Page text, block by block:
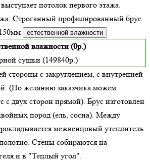
потолок первого этажа.
Строганный профилированный брус
естественной влажности
влажности (0р.)
сушки (149840р.)
стороны с закруглением, с внутренней
(По желанию заказчика можем
с двух сторон прямой). Брус изготовлен
пород (ель, сосна). Между
межвенцовый утеплитель
Стены собираются на
и в "Теплый угол".